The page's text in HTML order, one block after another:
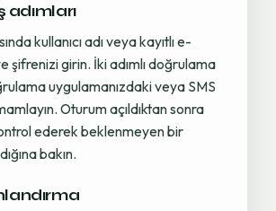
kullanıcı adı veya kayıtlı e-
şifrenizi girin. İki adımlı doğrulama
uygulamanızdaki veya SMS
Oturum açıldıktan sonra
ederek beklenmeyen bir
bakın.